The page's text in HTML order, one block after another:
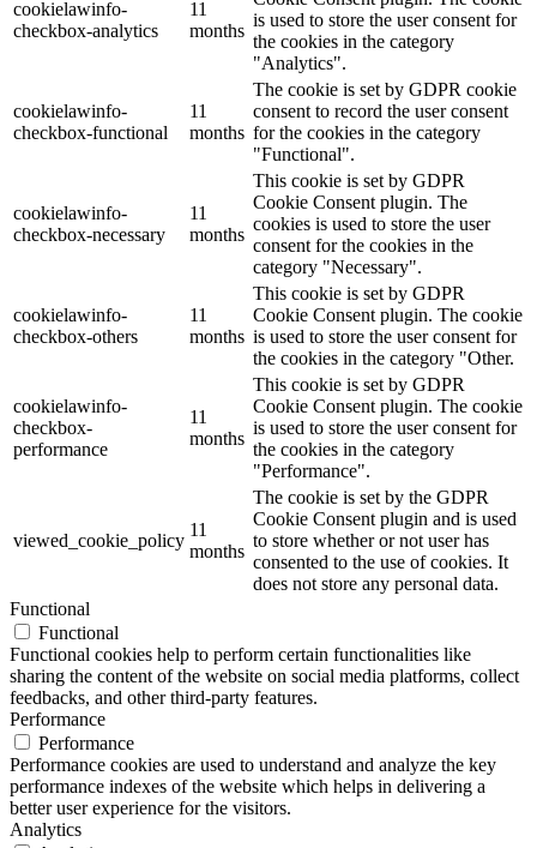
cookielawinfo-
checkbox-analytics
11
months
is used to store the user consent for
the cookies in the category
"Analytics".
cookielawinfo-
checkbox-functional
11
months
The cookie is set by GDPR cookie
consent to record the user consent
for the cookies in the category
"Functional".
cookielawinfo-
checkbox-necessary
11
months
This cookie is set by GDPR
Cookie Consent plugin. The
cookies is used to store the user
consent for the cookies in the
category "Necessary".
cookielawinfo-
checkbox-others
11
months
This cookie is set by GDPR
Cookie Consent plugin. The cookie
is used to store the user consent for
the cookies in the category "Other.
cookielawinfo-
checkbox-
performance
11
months
This cookie is set by GDPR
Cookie Consent plugin. The cookie
is used to store the user consent for
the cookies in the category
"Performance".
viewed_cookie_policy
11
months
The cookie is set by the GDPR
Cookie Consent plugin and is used
to store whether or not user has
consented to the use of cookies. It
does not store any personal data.
Functional
Functional
Functional cookies help to perform certain functionalities like
sharing the content of the website on social media platforms, collect
feedbacks, and other third-party features.
Performance
Performance
Performance cookies are used to understand and analyze the key
performance indexes of the website which helps in delivering a
better user experience for the visitors.
Analytics